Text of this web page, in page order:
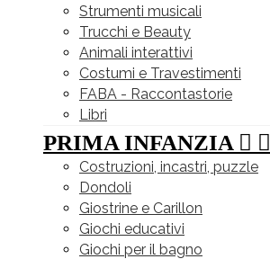
Strumenti musicali
Trucchi e Beauty
Animali interattivi
Costumi e Travestimenti
FABA - Raccontastorie
Libri
PRIMA INFANZIA  
Costruzioni, incastri, puzzle
Dondoli
Giostrine e Carillon
Giochi educativi
Giochi per il bagno